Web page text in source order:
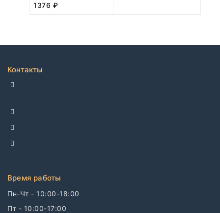
1376 ₽
Контакты
Время работы
Пн-Чт - 10:00-18:00
Пт - 10:00-17:00